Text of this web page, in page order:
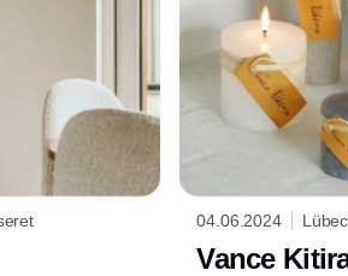
04.06.2024
Vance